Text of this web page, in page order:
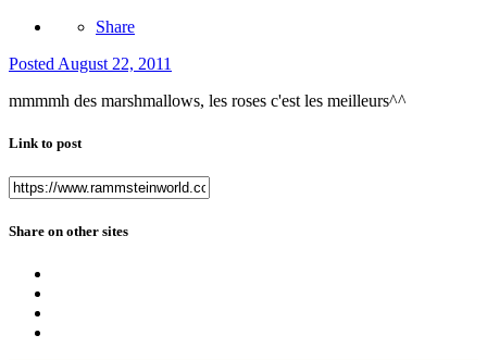
Share
Posted August 22, 2011
mmmmh des marshmallows, les roses c'est les meilleurs^^
Link to post
Share on other sites